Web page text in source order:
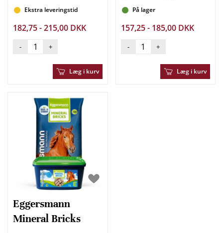
Ekstra leveringstid
182,75 - 215,00 DKK
- +
Læg i kurv
På lager
157,25 - 185,00 DKK
- +
Læg i kurv
Eggersmann
Mineral Bricks